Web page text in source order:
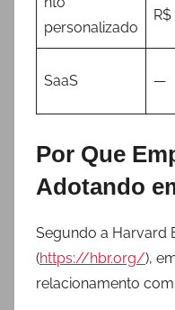
personalizado
SaaS —
Por Que
Adotando
Segundo a Harvard
(https://hbr.org/),
relacionamento